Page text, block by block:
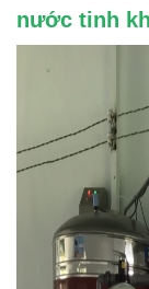
nước tinh